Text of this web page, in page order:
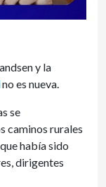
y la
no es nueva.
se
caminos rurales
había sido
dirigentes